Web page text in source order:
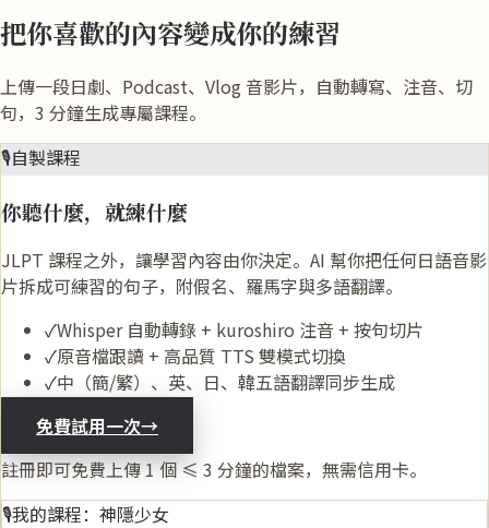
把你喜歡的內容變成你的練習
上傳一段日劇、Podcast、Vlog 音影片，自動轉寫、注音、切
句，3 分鐘生成專屬課程。
🎙️自製課程
你聽什麼，就練什麼
JLPT 課程之外，讓學習內容由你決定。AI 幫你把任何日語音影
片拆成可練習的句子，附假名、羅馬字與多語翻譯。
✓Whisper 自動轉錄 + kuroshiro 注音 + 按句切片
✓原音檔跟讀 + 高品質 TTS 雙模式切換
✓中（簡/繁）、英、日、韓五語翻譯同步生成
免費試用一次→
註冊即可免費上傳 1 個 ≤ 3 分鐘的檔案，無需信用卡。
🎙️我的課程：神隱少女